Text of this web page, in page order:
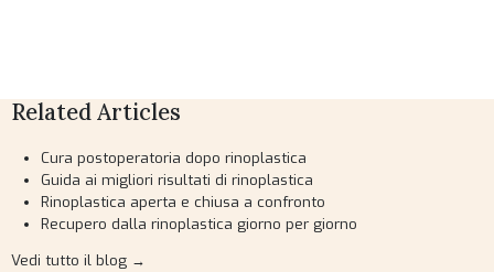
Related Articles
Cura postoperatoria dopo rinoplastica
Guida ai migliori risultati di rinoplastica
Rinoplastica aperta e chiusa a confronto
Recupero dalla rinoplastica giorno per giorno
Vedi tutto il blog →